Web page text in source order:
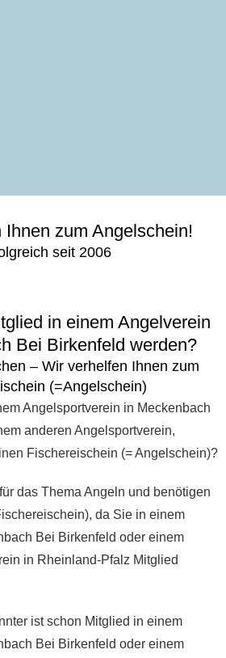
zum Angelschein!
seit 2006
in einem Angelverein
Bei Birkenfeld werden?
– Wir verhelfen Ihnen zum
(=Angelschein)
Angelsportverein in Meckenbach
anderen Angelsportverein,
Fischereischein (= Angelschein)?
das Thema Angeln und benötigen
da Sie in einem
Bei Birkenfeld oder einem
in Rheinland-Pfalz Mitglied
ist schon Mitglied in einem
Bei Birkenfeld oder einem